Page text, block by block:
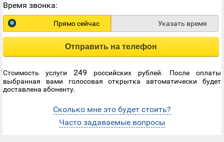
Время звонка:
Прямо сейчас Указать время
Отправить на телефон
Стоимость услуги 249 российских рублей. После оплаты
выбранная вами голосовая открытка автоматически будет
доставлена абоненту.
Сколько мне это будет стоить?
Часто задаваемые вопросы